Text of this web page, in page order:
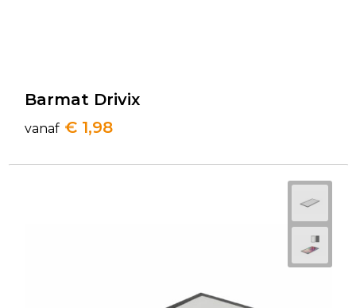
Barmat Drivix
vanaf € 1,98